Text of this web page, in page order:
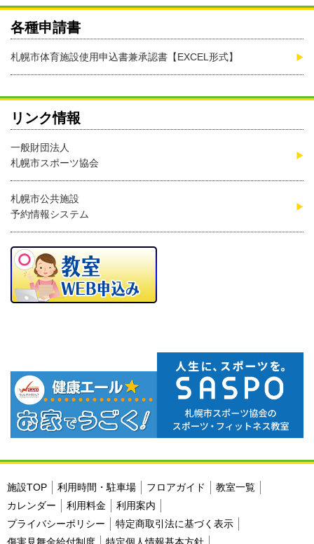
各種申請書
札幌市体育施設使用申込書兼承認書【EXCEL形式】
リンク情報
一般財団法人
札幌市スポーツ協会
札幌市公共施設
予約情報システム
施設TOP 利用時間・駐車場 フロアガイド
教室一覧
カレンダー
利用料金
利用案内
プライバシーポリシー
特定商取引法に基づく表示